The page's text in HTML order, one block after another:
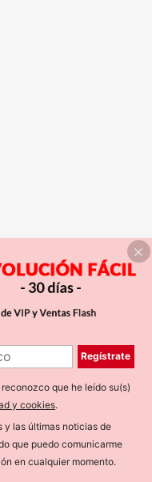
Regístrate
que he leído su(s)
y cookies.
y las últimas noticias de
que puedo comunicarme
en cualquier momento.